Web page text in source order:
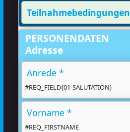
Teilnahmebedingungen
PERSONENDATEN
Adresse
Anrede *
#REQ_FIELD{01-SALUTATION}
Vorname *
#REQ_FIRSTNAME